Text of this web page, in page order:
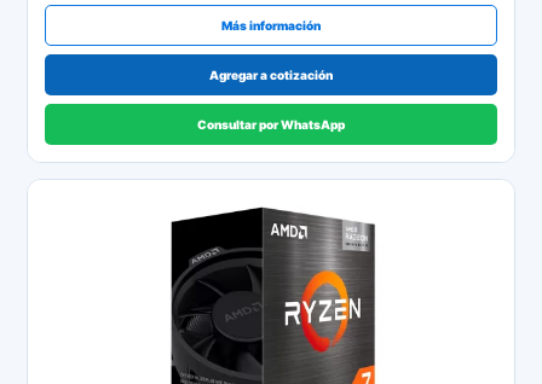
Más información
Agregar a cotización
Consultar por WhatsApp